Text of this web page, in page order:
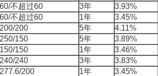
60/不超过60 3年 3.93%
60/不超过60 1年 3.45%
200/200 5年 4.11%
250/150 5年 3.89%
150/150 1年 3.46%
240/240 3年 3.83%
277.6/200 1年 3.45%